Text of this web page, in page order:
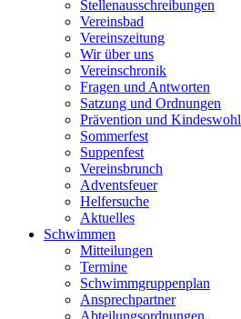
Stellenausschreibungen
Vereinsbad
Vereinszeitung
Wir über uns
Vereinschronik
Fragen und Antworten
Satzung und Ordnungen
Prävention und Kindeswohl
Sommerfest
Suppenfest
Vereinsbrunch
Adventsfeuer
Helfersuche
Aktuelles
Schwimmen
Mitteilungen
Termine
Schwimmgruppenplan
Ansprechpartner
Abteilungsordnungen